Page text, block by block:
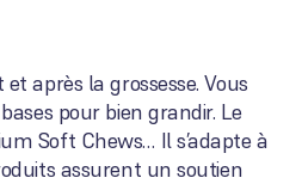
après la grossesse. Vous
pour bien grandir. Le
Soft Chews… Il s’adapte à
assurent un soutien